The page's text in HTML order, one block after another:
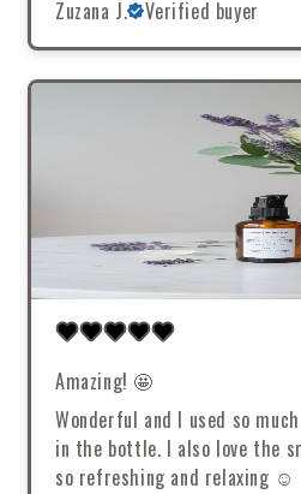
Zuzana J.
Verified buyer
Amazing! 🤩
Wonderful and I used so
in the bottle. I also love the
so refreshing and relaxing ☺️